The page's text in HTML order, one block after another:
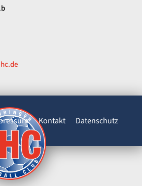
Kontakt Datenschutz